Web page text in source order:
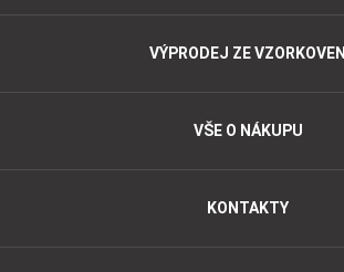
VÝPRODEJ ZE VZORKOVEN
VŠE O NÁKUPU
KONTAKTY